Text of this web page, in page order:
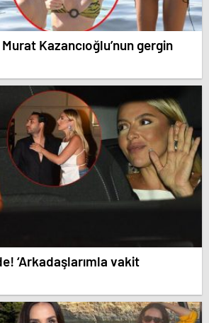
Kazancıoğlu’nun gergin
‘Arkadaşlarımla vakit